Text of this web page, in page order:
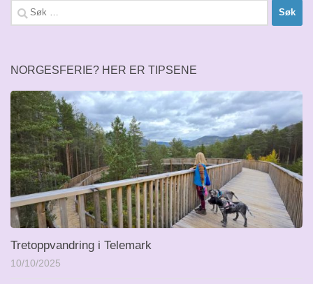
Søk
etter:
NORGESFERIE? HER ER TIPSENE
Tretoppvandring i Telemark
10/10/2025